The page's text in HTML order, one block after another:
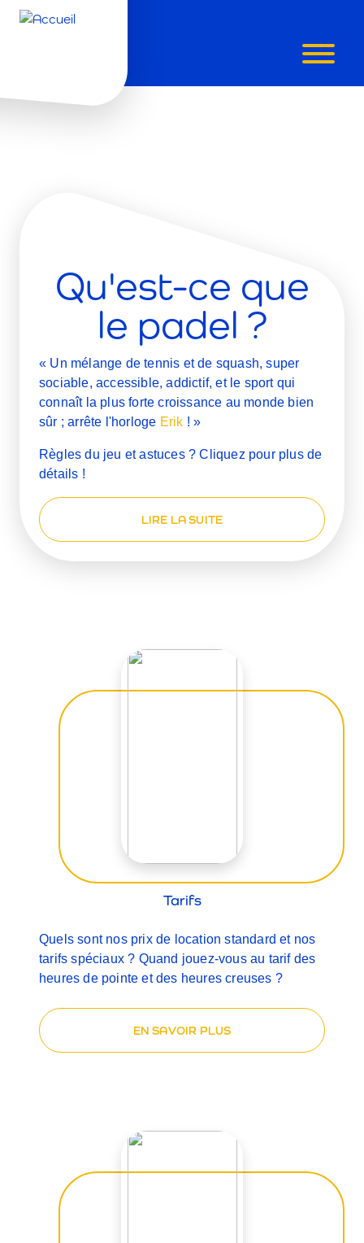
Qu'est-ce que
le padel ?
« Un mélange de tennis et de squash, super
sociable, accessible, addictif, et le sport qui
connaît la plus forte croissance au monde bien
sûr ; arrête l'horloge Erik ! »
Règles du jeu et astuces ? Cliquez pour plus de
détails !
LIRE LA SUITE
Tarifs
Quels sont nos prix de location standard et nos
tarifs spéciaux ? Quand jouez-vous au tarif des
heures de pointe et des heures creuses ?
EN SAVOIR PLUS